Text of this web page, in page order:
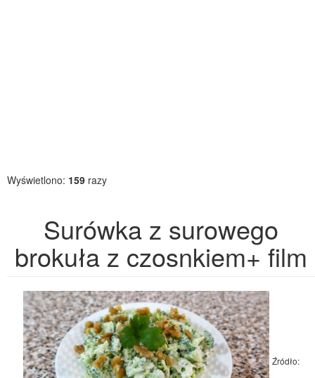
Wyświetlono: 159 razy
Surówka z surowego
brokuła z czosnkiem+ film
Źródło: